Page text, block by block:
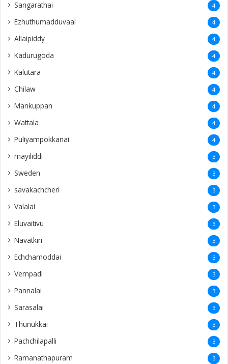
Sangarathai 4
Ezhuthumadduvaal 4
Allaipiddy 4
Kadurugoda 4
Kalutara 4
Chilaw 4
Mankuppan 4
Wattala 4
Puliyampokkanai 4
mayiliddi 3
Sweden 3
savakachcheri 3
Valalai 3
Eluvaitivu 3
Navatkiri 3
Echchamoddai 3
Vempadi 3
Pannalai 3
Sarasalai 3
Thunukkai 3
Pachchilapalli 3
Ramanathapuram 3